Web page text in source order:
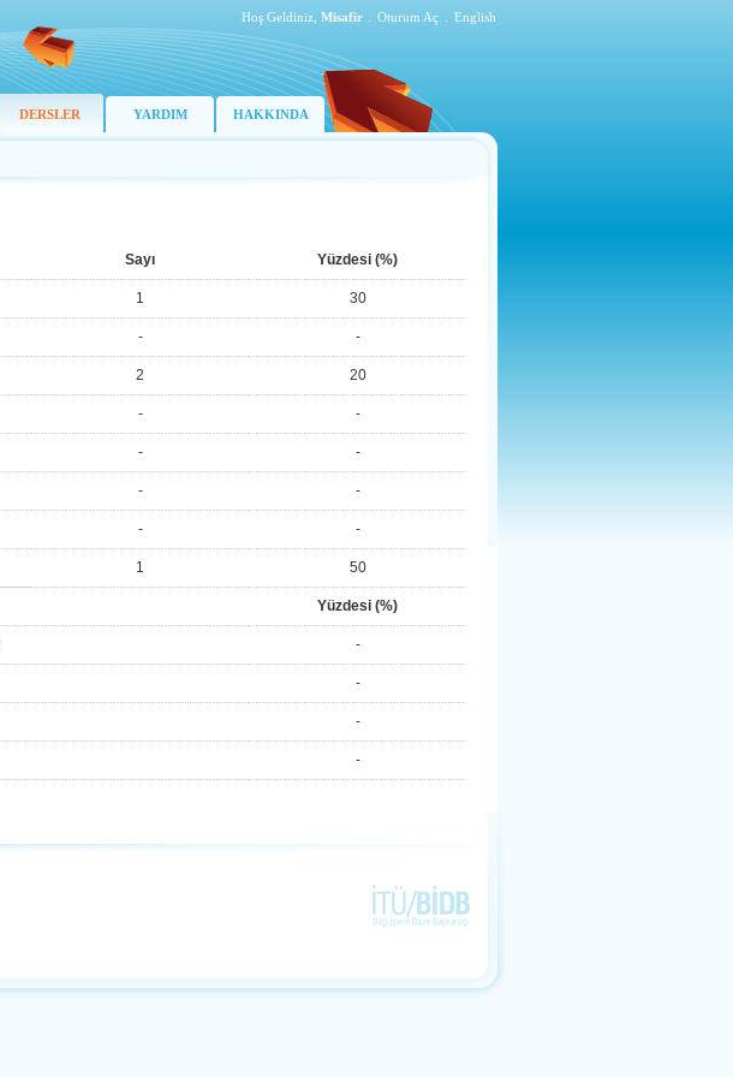
Hoş Geldiniz, Misafir Oturum Aç English
DERSLER YARDIM HAKKINDA
Sayı Yüzdesi (%)
1 30
- -
2 20
- -
- -
- -
- -
1 50
Yüzdesi (%)
-
-
-
-